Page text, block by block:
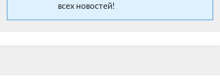
всех новостей!